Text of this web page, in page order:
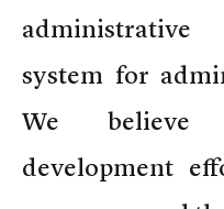
system for
We believe
development